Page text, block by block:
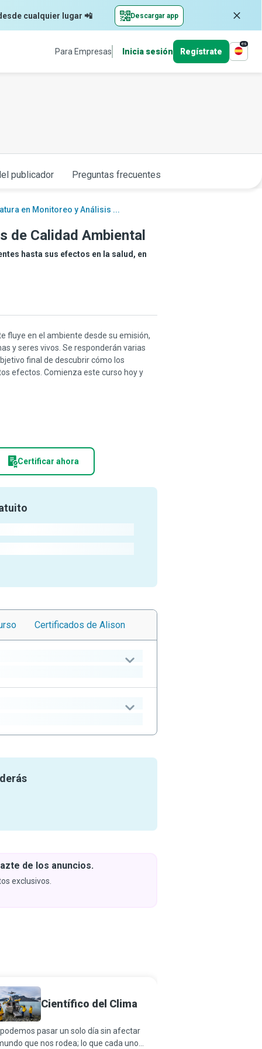
cualquier lugar 📲 Descargar app
Para Empresas Inicia sesión Regístrate
es
publicador Preguntas frecuentes
en Monitoreo y Análisis ...
de Calidad Ambiental
hasta sus efectos en la salud, en
fluye en el ambiente desde su emisión,
y seres vivos. Se responderán varias
final de descubrir cómo los
efectos. Comienza este curso hoy y
Certificar ahora
Certificados de Alison
de los anuncios.
exclusivos.
Científico del Clima
podemos pasar un solo día sin afectar
que nos rodea; lo que cada uno